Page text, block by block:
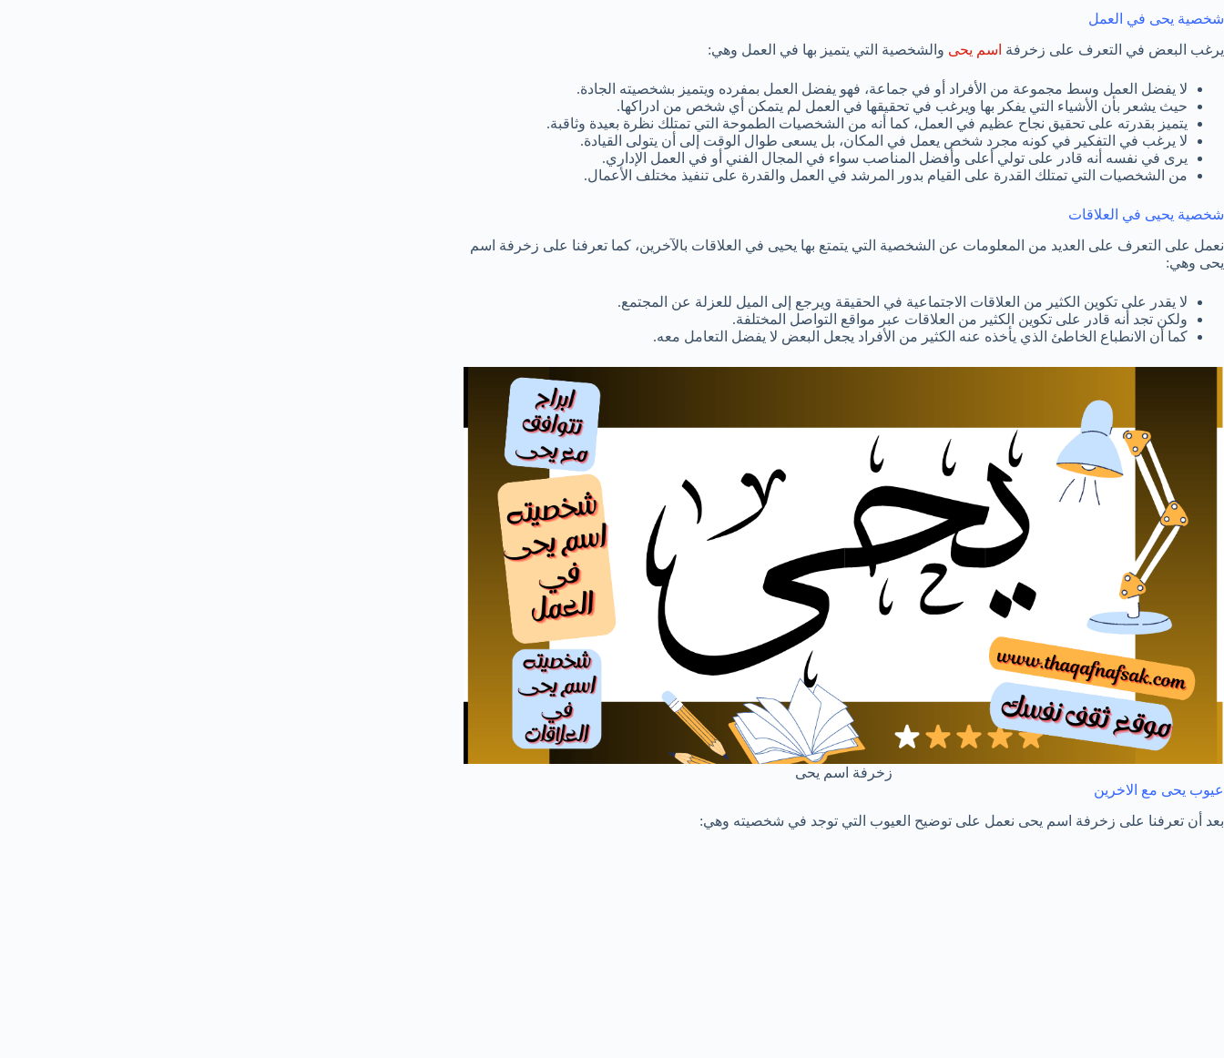
شخصية يحى في العمل
يرغب البعض في التعرف على زخرفة اسم يحى والشخصية التي يتميز بها في العمل وهي:
لا يفضل العمل وسط مجموعة من الأفراد أو في جماعة، فهو يفضل العمل بمفرده ويتميز بشخصيته الجادة.
حيث يشعر بأن الأشياء التي يفكر بها ويرغب في تحقيقها في العمل لم يتمكن أي شخص من ادراكها.
يتميز بقدرته على تحقيق نجاح عظيم في العمل، كما أنه من الشخصيات الطموحة التي تمتلك نظرة بعيدة وثاقبة.
لا يرغب في التفكير في كونه مجرد شخص يعمل في المكان، بل يسعى طوال الوقت إلى أن يتولى القيادة.
يرى في نفسه أنه قادر على تولي أعلى وأفضل المناصب سواء في المجال الفني أو في العمل الإداري.
من الشخصيات التي تمتلك القدرة على القيام بدور المرشد في العمل والقدرة على تنفيذ مختلف الأعمال.
شخصية يحيى في العلاقات
نعمل على التعرف على العديد من المعلومات عن الشخصية التي يتمتع بها يحيى في العلاقات بالآخرين، كما تعرفنا على زخرفة اسم
يحى وهي:
لا يقدر على تكوين الكثير من العلاقات الاجتماعية في الحقيقة ويرجع إلى الميل للعزلة عن المجتمع.
ولكن تجد أنه قادر على تكوين الكثير من العلاقات عبر مواقع التواصل المختلفة.
كما أن الانطباع الخاطئ الذي يأخذه عنه الكثير من الأفراد يجعل البعض لا يفضل التعامل معه.
زخرفة اسم يحى
عيوب يحى مع الاخرين
بعد أن تعرفنا على زخرفة اسم يحى نعمل على توضيح العيوب التي توجد في شخصيته وهي: